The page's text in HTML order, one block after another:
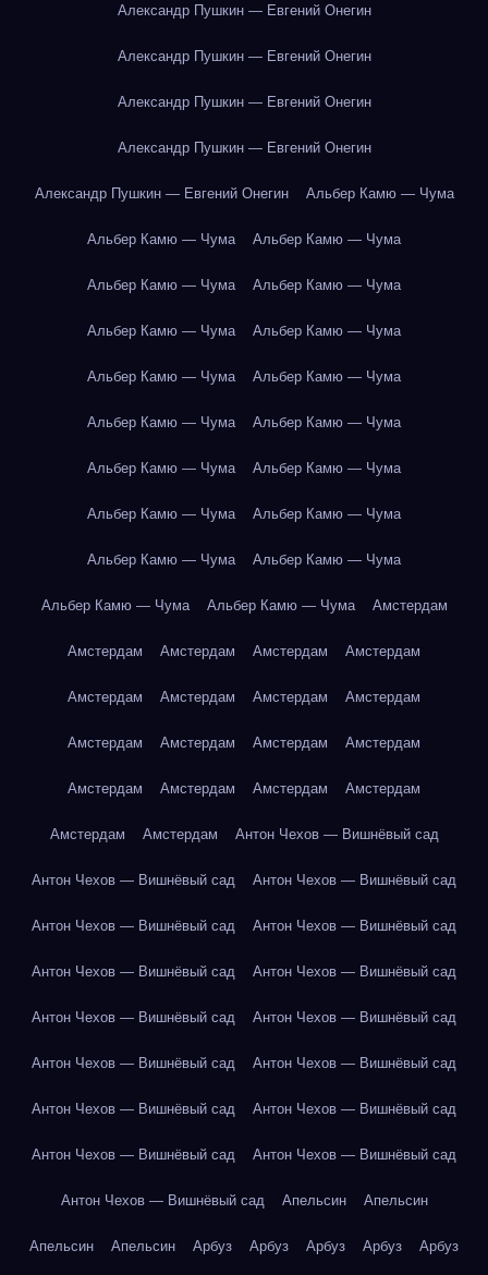
Александр Пушкин — Евгений Онегин
Александр Пушкин — Евгений Онегин
Александр Пушкин — Евгений Онегин
Александр Пушкин — Евгений Онегин
Александр Пушкин — Евгений Онегин Альбер Камю — Чума
Альбер Камю — Чума Альбер Камю — Чума
Альбер Камю — Чума Альбер Камю — Чума
Альбер Камю — Чума Альбер Камю — Чума
Альбер Камю — Чума Альбер Камю — Чума
Альбер Камю — Чума Альбер Камю — Чума
Альбер Камю — Чума Альбер Камю — Чума
Альбер Камю — Чума Альбер Камю — Чума
Альбер Камю — Чума Альбер Камю — Чума
Альбер Камю — Чума Альбер Камю — Чума Амстердам
Амстердам Амстердам Амстердам Амстердам
Амстердам Амстердам Амстердам Амстердам
Амстердам Амстердам Амстердам Амстердам
Амстердам Амстердам Амстердам Амстердам
Амстердам Амстердам Антон Чехов — Вишнёвый сад
Антон Чехов — Вишнёвый сад Антон Чехов — Вишнёвый сад
Антон Чехов — Вишнёвый сад Антон Чехов — Вишнёвый сад
Антон Чехов — Вишнёвый сад Антон Чехов — Вишнёвый сад
Антон Чехов — Вишнёвый сад Антон Чехов — Вишнёвый сад
Антон Чехов — Вишнёвый сад Антон Чехов — Вишнёвый сад
Антон Чехов — Вишнёвый сад Антон Чехов — Вишнёвый сад
Антон Чехов — Вишнёвый сад Антон Чехов — Вишнёвый сад
Антон Чехов — Вишнёвый сад Апельсин Апельсин
Апельсин Апельсин Арбуз Арбуз Арбуз Арбуз Арбуз